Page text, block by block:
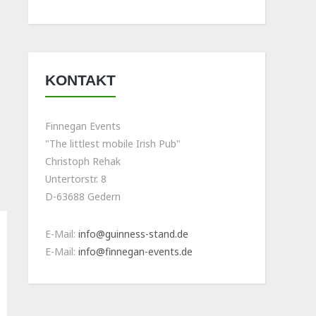
KONTAKT
Finnegan Events
"The littlest mobile Irish Pub"
Christoph Rehak
Untertorstr. 8
D-63688 Gedern
E-Mail: info@guinness-stand.de
E-Mail: info@finnegan-events.de